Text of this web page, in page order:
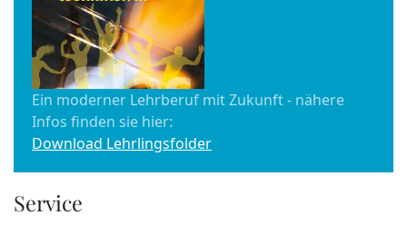
Ein moderner Lehrberuf mit Zukunft - nähere
Infos finden sie hier:
Download Lehrlingsfolder
Service